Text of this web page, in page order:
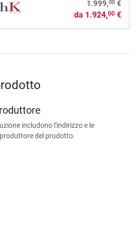
1.999,00€
da 1.924,00€
includono l'indirizzo e le
del prodotto.